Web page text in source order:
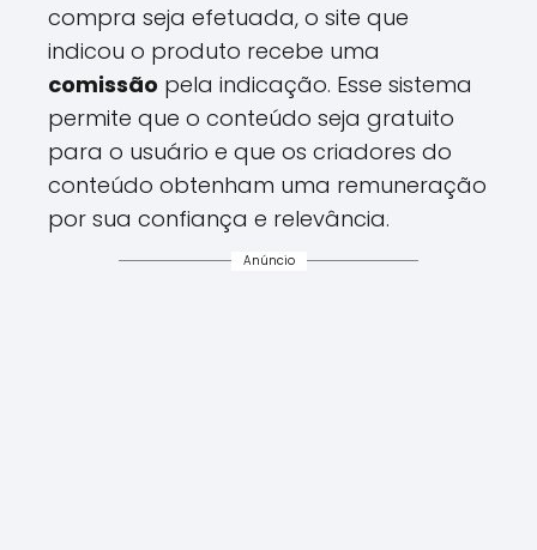
compra seja efetuada, o site que
indicou o produto recebe uma
comissão pela indicação. Esse sistema
permite que o conteúdo seja gratuito
para o usuário e que os criadores do
conteúdo obtenham uma remuneração
por sua confiança e relevância.
Anúncio